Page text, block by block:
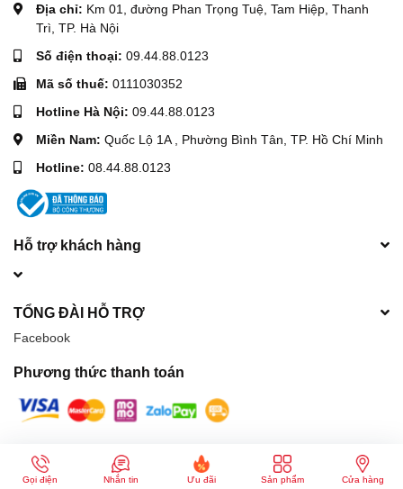
Địa chỉ: Km 01, đường Phan Trọng Tuệ, Tam Hiệp, Thanh
Trì, TP. Hà Nội
Số điện thoại: 09.44.88.0123
Mã số thuế: 0111030352
Hotline Hà Nội: 09.44.88.0123
Miền Nam: Quốc Lộ 1A , Phường Bình Tân, TP. Hồ Chí Minh
Hotline: 08.44.88.0123
Hỗ trợ khách hàng
TỔNG ĐÀI HỖ TRỢ
Facebook
Phương thức thanh toán
© Bản quyền thuộc về Máy móc xây dựng Hòa Phát
| Cung cấp bởi
Sapo
Gọi điện Nhắn tin Ưu đãi Sản phẩm Cửa hàng